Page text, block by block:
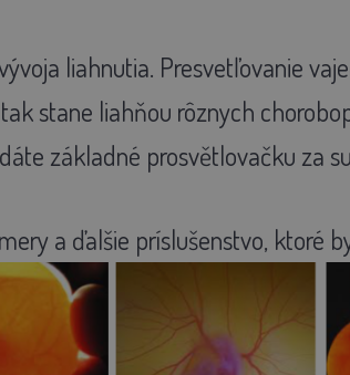
liahnutia. Presvetľovanie
stane liahňou rôznych
základné prosvětlovačku za
a ďalšie príslušenstvo, ktoré